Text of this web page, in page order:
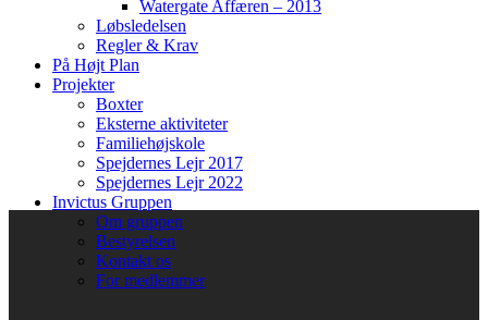
Watergate Affæren – 2013
Løbsledelsen
Regler & Krav
På Højt Plan
Projekter
Boxter
Eksterne aktiviteter
Familiehøjskole
Spejdernes Lejr 2017
Spejdernes Lejr 2022
Invictus Gruppen
Om gruppen
Bestyrelsen
Kontakt os
For medlemmer